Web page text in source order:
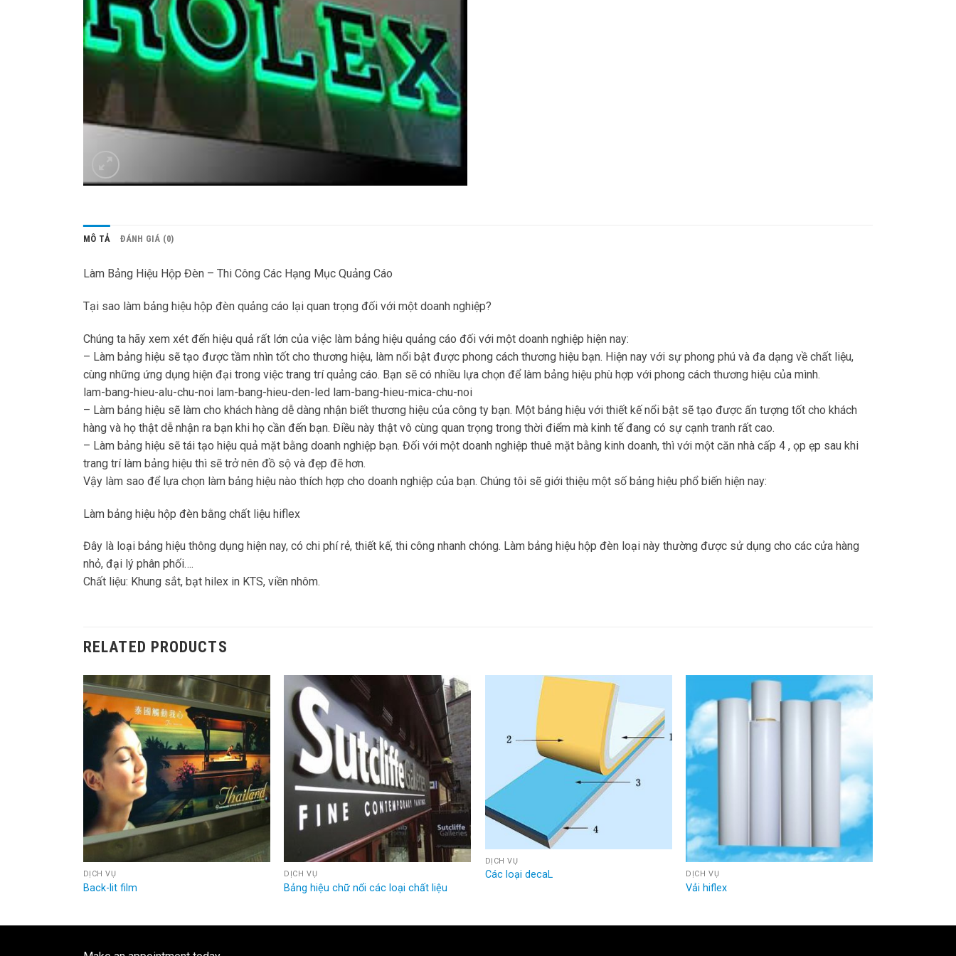
MÔ TẢ ĐÁNH GIÁ (0)
Làm Bảng Hiệu Hộp Đèn – Thi Công Các Hạng Mục Quảng Cáo
Tại sao làm bảng hiệu hộp đèn quảng cáo lại quan trọng đối với một doanh nghiệp?
Chúng ta hãy xem xét đến hiệu quả rất lớn của việc làm bảng hiệu quảng cáo đối với một doanh nghiệp hiện nay:
– Làm bảng hiệu sẽ tạo được tầm nhìn tốt cho thương hiệu, làm nổi bật được phong cách thương hiệu bạn. Hiện nay với sự phong phú và đa dạng về chất liệu,
cùng những ứng dụng hiện đại trong việc trang trí quảng cáo. Bạn sẽ có nhiều lựa chọn để làm bảng hiệu phù hợp với phong cách thương hiệu của mình.
lam-bang-hieu-alu-chu-noi lam-bang-hieu-den-led lam-bang-hieu-mica-chu-noi
– Làm bảng hiệu sẽ làm cho khách hàng dễ dàng nhận biết thương hiệu của công ty bạn. Một bảng hiệu với thiết kế nổi bật sẽ tạo được ấn tượng tốt cho khách
hàng và họ thật dễ nhận ra bạn khi họ cần đến bạn. Điều này thật vô cùng quan trọng trong thời điểm mà kinh tế đang có sự cạnh tranh rất cao.
– Làm bảng hiệu sẽ tái tạo hiệu quả mặt bằng doanh nghiệp bạn. Đối với một doanh nghiệp thuê mặt bằng kinh doanh, thì với một căn nhà cấp 4 , ọp ẹp sau khi
trang trí làm bảng hiệu thì sẽ trở nên đồ sộ và đẹp đẽ hơn.
Vậy làm sao để lựa chọn làm bảng hiệu nào thích hợp cho doanh nghiệp của bạn. Chúng tôi sẽ giới thiệu một số bảng hiệu phổ biến hiện nay:
Làm bảng hiệu hộp đèn bằng chất liệu hiflex
Đây là loại bảng hiệu thông dụng hiện nay, có chi phí rẻ, thiết kế, thi công nhanh chóng. Làm bảng hiệu hộp đèn loại này thường được sử dụng cho các cửa hàng
nhỏ, đại lý phân phối….
Chất liệu: Khung sắt, bạt hilex in KTS, viền nhôm.
RELATED PRODUCTS
DỊCH VỤ
Back-lit film
DỊCH VỤ
Bảng hiệu chữ nổi các loại chất liệu
DỊCH VỤ
Các loại decaL DỊCH VỤ
Vải hiflex